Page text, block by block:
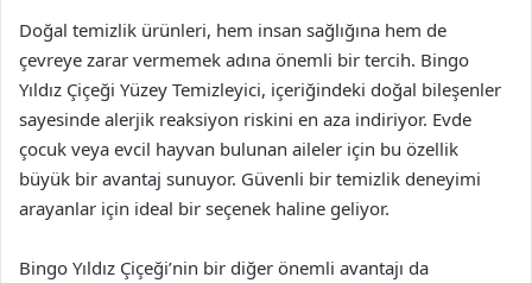
Doğal temizlik ürünleri, hem insan sağlığına hem de
çevreye zarar vermemek adına önemli bir tercih. Bingo
Yıldız Çiçeği Yüzey Temizleyici, içeriğindeki doğal bileşenler
sayesinde alerjik reaksiyon riskini en aza indiriyor. Evde
çocuk veya evcil hayvan bulunan aileler için bu özellik
büyük bir avantaj sunuyor. Güvenli bir temizlik deneyimi
arayanlar için ideal bir seçenek haline geliyor.
Bingo Yıldız Çiçeği’nin bir diğer önemli avantajı da